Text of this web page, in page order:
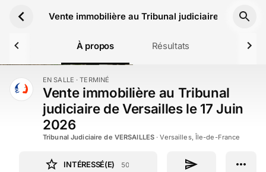
Vente immobilière au Tribunal judiciaire de
À propos Résultats
TERMINÉ EN SALLE · TERMINÉ
Vente immobilière au Tribunal
judiciaire de Versailles le 17 Juin
2026
Tribunal Judiciaire de VERSAILLES ·Versailles, Île-de-France
INTÉRESSÉ(E) 50